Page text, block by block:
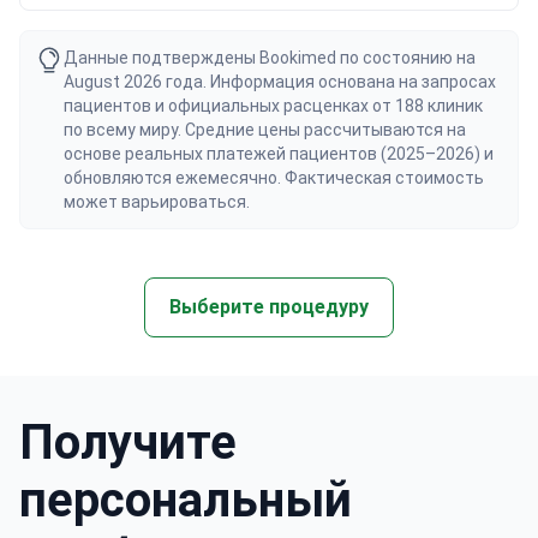
Данные подтверждены Bookimed по состоянию на
August 2026 года. Информация основана на запросах
пациентов и официальных расценках от 188 клиник
по всему миру. Средние цены рассчитываются на
основе реальных платежей пациентов (2025–2026) и
обновляются ежемесячно. Фактическая стоимость
может варьироваться.
Выберите процедуру
Получите
персональный